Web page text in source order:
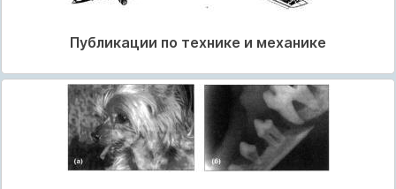
Публикации по технике и механике